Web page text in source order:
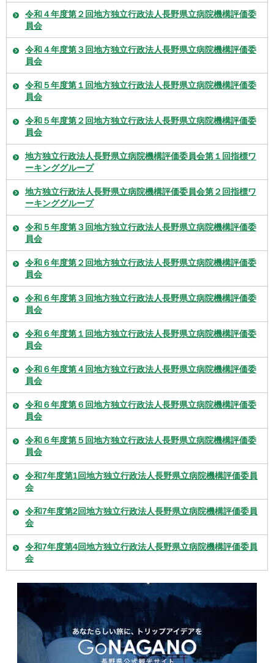
令和４年度第２回地方独立行政法人長野県立病院機構評価委
員会
令和４年度第３回地方独立行政法人長野県立病院機構評価委
員会
令和５年度第１回地方独立行政法人長野県立病院機構評価委
員会
令和５年度第２回地方独立行政法人長野県立病院機構評価委
員会
地方独立行政法人長野県立病院機構評価委員会第１回指標ワ
ーキンググループ
地方独立行政法人長野県立病院機構評価委員会第２回指標ワ
ーキンググループ
令和５年度第３回地方独立行政法人長野県立病院機構評価委
員会
令和６年度第２回地方独立行政法人長野県立病院機構評価委
員会
令和６年度第３回地方独立行政法人長野県立病院機構評価委
員会
令和６年度第１回地方独立行政法人長野県立病院機構評価委
員会
令和６年度第４回地方独立行政法人長野県立病院機構評価委
員会
令和６年度第６回地方独立行政法人長野県立病院機構評価委
員会
令和６年度第５回地方独立行政法人長野県立病院機構評価委
員会
令和7年度第1回地方独立行政法人長野県立病院機構評価委員
会
令和7年度第2回地方独立行政法人長野県立病院機構評価委員
会
令和7年度第4回地方独立行政法人長野県立病院機構評価委員
会